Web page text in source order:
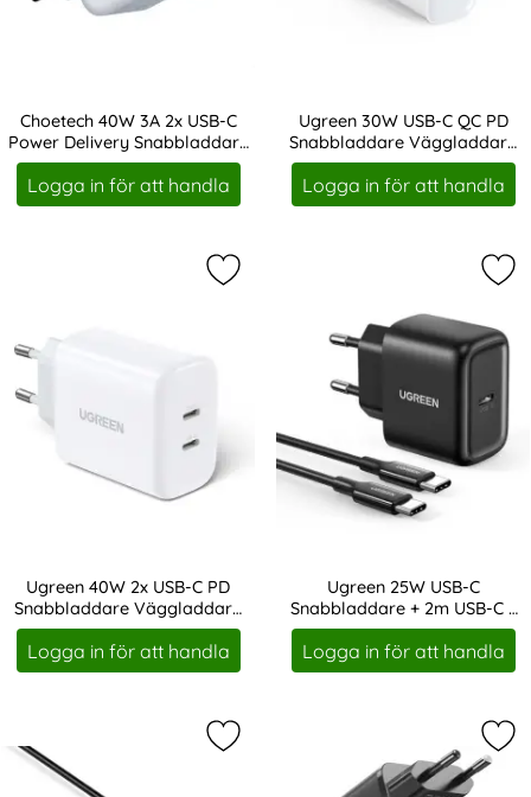
Choetech 40W 3A 2x USB-C
Power Delivery Snabbladdare
- Vit
Art. nr 20490
Logga in för att handla
Ugreen 30W USB-C QC PD
Snabbladdare Väggladdare
Vit
Art. nr 202244
Logga in för att handla
Ugreen 40W 2x USB-C PD
Snabbladdare Väggladdare
Vit
Art. nr 202259
Logga in för att handla
Markera ugreen 40W 2x USB-C
Ugreen 25W USB-C
Snabbladdare + 2m USB-C -
USB-C kabel Svart
Art. nr 202261
Logga in för att handla
Markera ugreen 100W PD